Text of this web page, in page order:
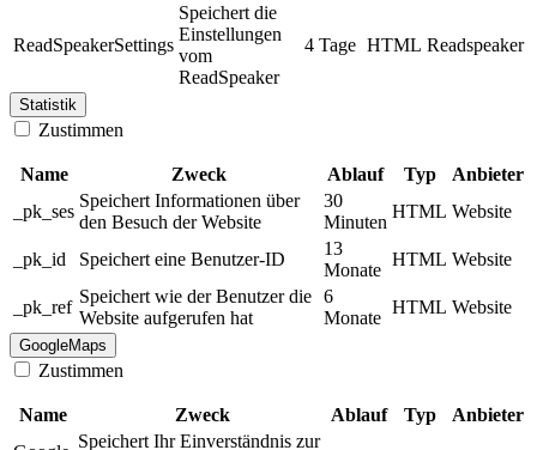
ReadSpeakerSettings
Speichert die
Einstellungen
vom
ReadSpeaker
4 Tage HTML Readspeaker
Statistik
Zustimmen
Name Zweck Ablauf Typ
Anbieter
_pk_ses
Speichert Informationen über
den Besuch der Website
30
Minuten
HTML Website
_pk_id Speichert eine Benutzer-ID
13
Monate
HTML Website
_pk_ref
Speichert wie der Benutzer die
Website aufgerufen hat
6
Monate
HTML Website
GoogleMaps
Zustimmen
Name Zweck Ablauf Typ
Anbieter
Speichert Ihr Einverständnis zur